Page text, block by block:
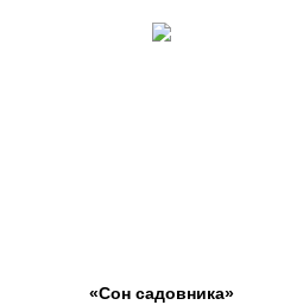
«Сон садовника»